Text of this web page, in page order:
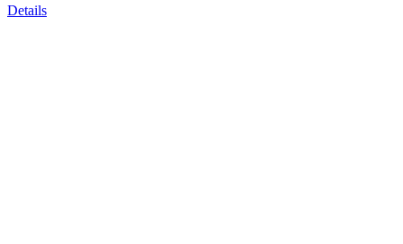
Details